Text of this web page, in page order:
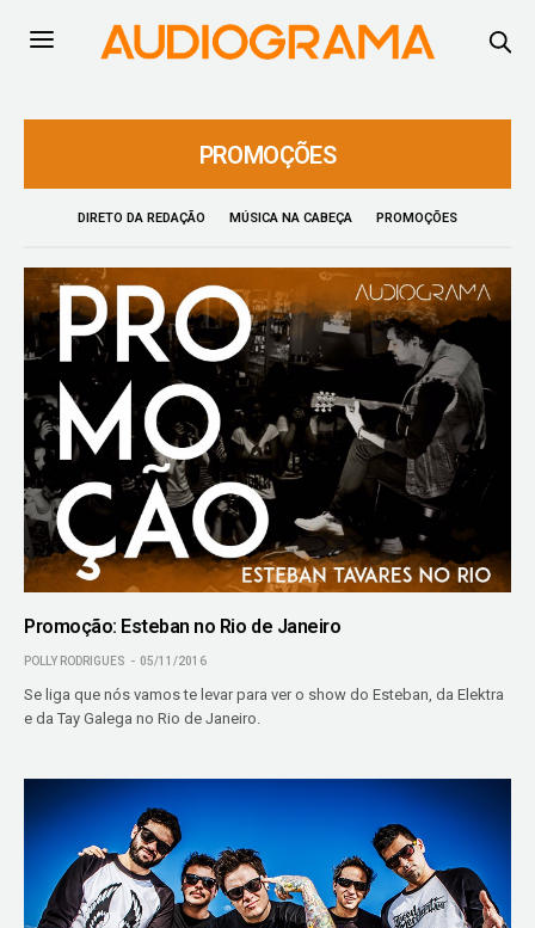
PROMOÇÕES
DIRETO DA REDAÇÃO MÚSICA NA CABEÇA PROMOÇÕES
Promoção: Esteban no Rio de Janeiro
POLLY RODRIGUES 05/11/2016
Se liga que nós vamos te levar para ver o show do Esteban, da Elektra
e da Tay Galega no Rio de Janeiro.